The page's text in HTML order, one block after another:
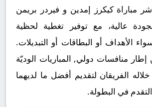
مباراة كيكرز إمدين و فيردر بريمن
عالية، مع توفير تغطية لحظية
الأهداف أو البطاقات أو التبديلات.
إطار منافسات دولي, المباريات الوديّة
الفريقان لتقديم أفضل ما لديهما
في البطولة.